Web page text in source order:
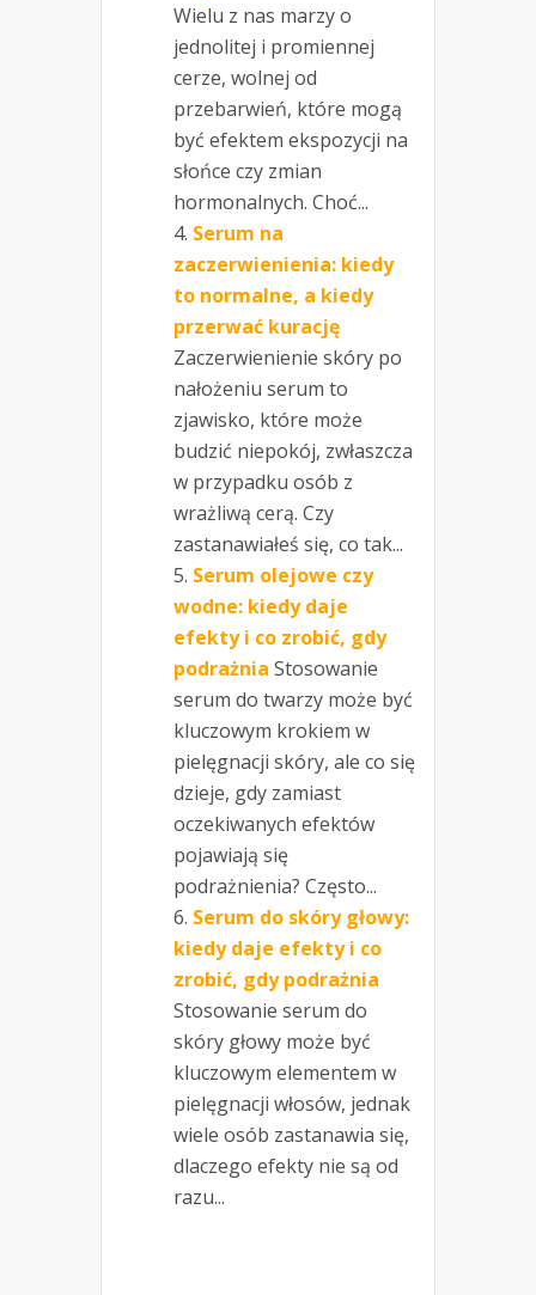
Wielu z nas marzy o
jednolitej i promiennej
cerze, wolnej od
przebarwień, które mogą
być efektem ekspozycji na
słońce czy zmian
hormonalnych. Choć...
Serum na
zaczerwienienia: kiedy
to normalne, a kiedy
przerwać kurację
Zaczerwienienie skóry po
nałożeniu serum to
zjawisko, które może
budzić niepokój, zwłaszcza
w przypadku osób z
wrażliwą cerą. Czy
zastanawiałeś się, co tak...
Serum olejowe czy
wodne: kiedy daje
efekty i co zrobić, gdy
podrażnia Stosowanie
serum do twarzy może być
kluczowym krokiem w
pielęgnacji skóry, ale co się
dzieje, gdy zamiast
oczekiwanych efektów
pojawiają się
podrażnienia? Często...
Serum do skóry głowy:
kiedy daje efekty i co
zrobić, gdy podrażnia
Stosowanie serum do
skóry głowy może być
kluczowym elementem w
pielęgnacji włosów, jednak
wiele osób zastanawia się,
dlaczego efekty nie są od
razu...